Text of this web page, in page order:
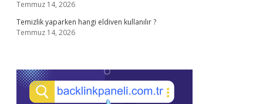
Temmuz 14, 2026
Temizlik yaparken hangi eldiven kullanılır ?
Temmuz 14, 2026